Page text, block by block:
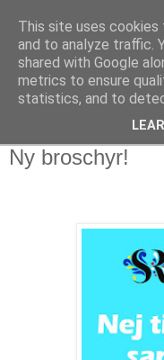
Ny broschyr!
This site uses
and to analyze traffic.
shared with Google
metrics to ensure
statistics, and to